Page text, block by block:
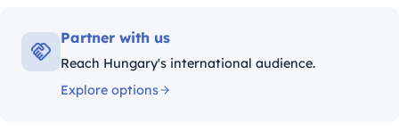
Partner with us
Reach Hungary's international audience.
Explore options